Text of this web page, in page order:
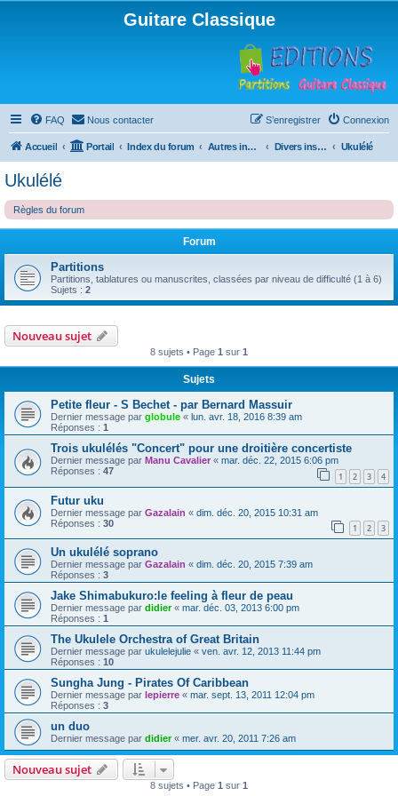
Guitare Classique
FAQ Nous contacter Connexion
S’enregistrer
Accueil Portail Index du forum Autres instruments à cordes pincées, ou styles Divers instruments Ukulélé
Ukulélé
Règles du forum
Forum
Partitions
Partitions, tablatures ou manuscrites, classées par niveau de difficulté (1 à 6)
Sujets : 2
Nouveau sujet
8 sujets • Page 1 sur 1
Sujets
Petite fleur - S Bechet - par Bernard Massuir
Dernier message par globule « lun. avr. 18, 2016 8:39 am
Réponses : 1
Trois ukulélés "Concert" pour une droitière concertiste
Dernier message par Manu Cavalier « mar. déc. 22, 2015 6:06 pm
Réponses : 47 1 2 3 4
Futur uku
Dernier message par Gazalain « dim. déc. 20, 2015 10:31 am
Réponses : 30 1 2 3
Un ukulélé soprano
Dernier message par Gazalain « dim. déc. 20, 2015 7:39 am
Réponses : 3
Jake Shimabukuro:le feeling à fleur de peau
Dernier message par didier« mar. déc. 03, 2013 6:00 pm
Réponses : 1
The Ukulele Orchestra of Great Britain
Dernier message par ukulelejulie « ven. avr. 12, 2013 11:44 pm
Réponses : 10
Sungha Jung - Pirates Of Caribbean
Dernier message par lepierre « mar. sept. 13, 2011 12:04 pm
Réponses : 3
un duo
Dernier message par didier« mer. avr. 20, 2011 7:26 am
Nouveau sujet
8 sujets • Page 1 sur 1